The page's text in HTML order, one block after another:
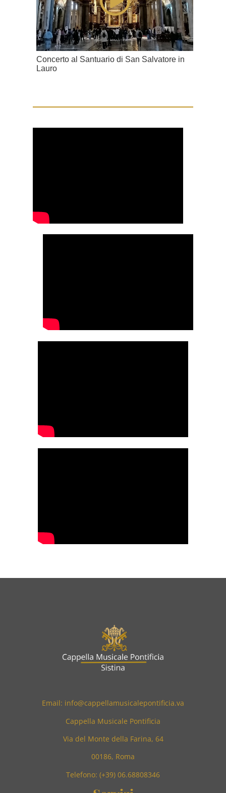
Concerto al Santuario di San Salvatore in
Lauro
Email: info@cappellamusicalepontificia.va
Cappella Musicale Pontificia
Via del Monte della Farina, 64
00186, Roma
Telefono: (+39) 06.68808346